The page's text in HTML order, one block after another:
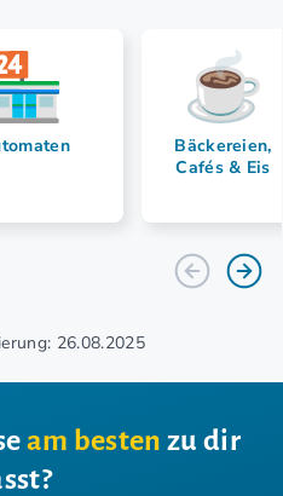
Bäckereien,
Cafés & Eis
26.08.2025
am besten zu dir